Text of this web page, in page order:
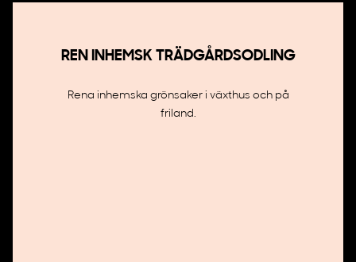
REN INHEMSK TRÄDGÅRDSODLING
Rena inhemska grönsaker i växthus och på
friland.